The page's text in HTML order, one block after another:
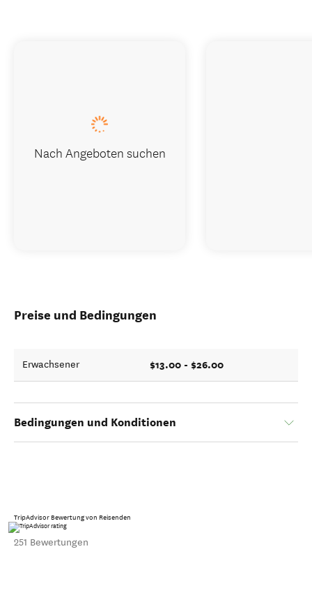
Preise und Bedingungen
Erwachsener $13.00 - $26.00
Bedingungen und Konditionen
TripAdvisor Bewertung von Reisenden
251 Bewertungen
Nach Angeboten suchen